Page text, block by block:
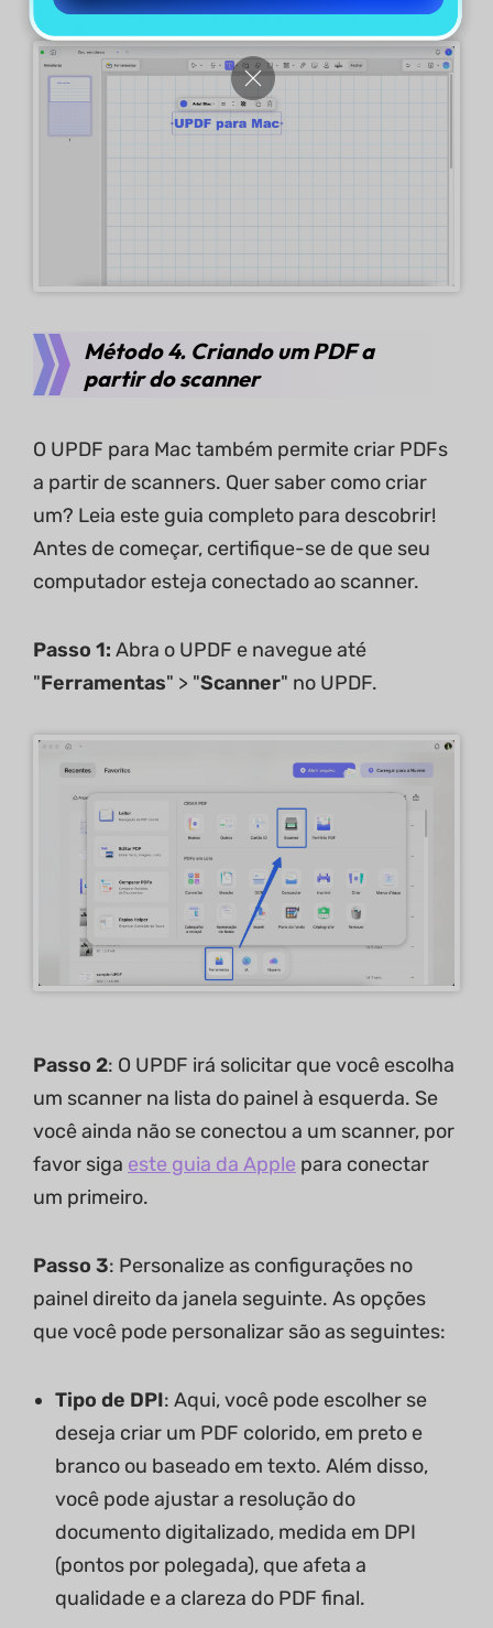
Método 4. Criando um PDF a
partir do scanner
O UPDF para Mac também permite criar PDFs
a partir de scanners. Quer saber como criar
um? Leia este guia completo para descobrir!
Antes de começar, certifique-se de que seu
computador esteja conectado ao scanner.
Passo 1: Abra o UPDF e navegue até
"Ferramentas" > "Scanner" no UPDF.
Passo 2: O UPDF irá solicitar que você escolha
um scanner na lista do painel à esquerda. Se
você ainda não se conectou a um scanner, por
favor siga este guia da Apple para conectar
um primeiro.
Passo 3: Personalize as configurações no
painel direito da janela seguinte. As opções
que você pode personalizar são as seguintes:
Tipo de DPI: Aqui, você pode escolher se
deseja criar um PDF colorido, em preto e
branco ou baseado em texto. Além disso,
você pode ajustar a resolução do
documento digitalizado, medida em DPI
(pontos por polegada), que afeta a
qualidade e a clareza do PDF final.